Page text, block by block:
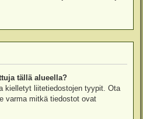
tällä alueella?
kielletyt liitetiedostojen tyypit. Ota
varma mitkä tiedostot ovat